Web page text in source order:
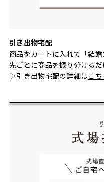
引き出物宅配
商品をカートに入れて「結
先ごとに商品を振り分けるだ
▷引き出物宅配の詳細はこち